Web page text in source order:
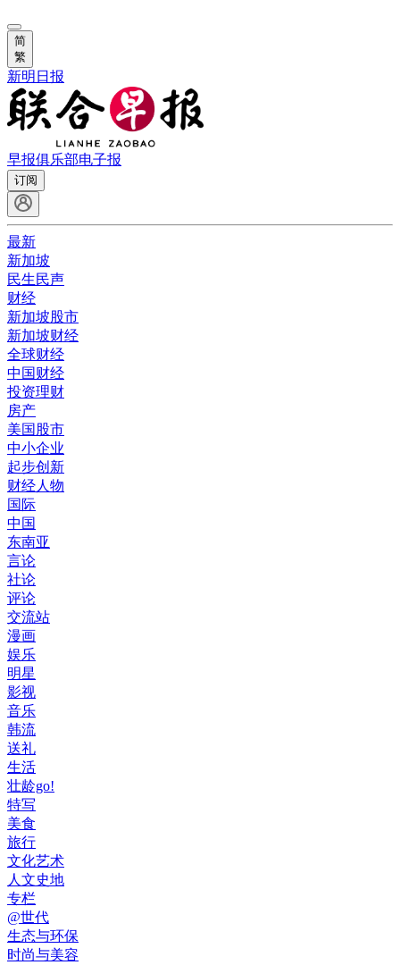
简
繁
新明日报
早报俱乐部电子报
订阅
最新
新加坡
民生民声
财经
新加坡股市
新加坡财经
全球财经
中国财经
投资理财
房产
美国股市
中小企业
起步创新
财经人物
国际
中国
东南亚
言论
社论
评论
交流站
漫画
娱乐
明星
影视
音乐
韩流
送礼
生活
壮龄go!
特写
美食
旅行
文化艺术
人文史地
专栏
@世代
生态与环保
时尚与美容